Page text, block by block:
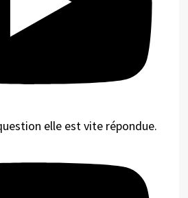
elle est vite répondue.